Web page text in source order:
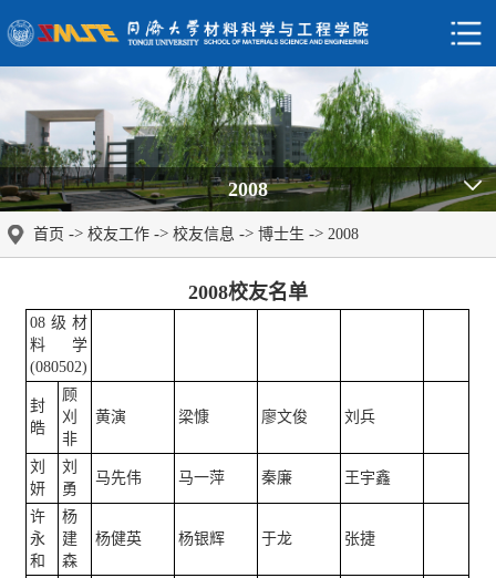
2008
首页 -> 校友工作 -> 校友信息 -> 博士生 -> 2008
2008校友名单
08级材
料学
(080502)
封
皓
顾
刈
非
黄演 梁慷 廖文俊 刘兵
刘
妍
刘
勇
马先伟 马一萍 秦廉 王宇鑫
许
永
和
杨
建
森
杨健英 杨银辉 于龙 张捷